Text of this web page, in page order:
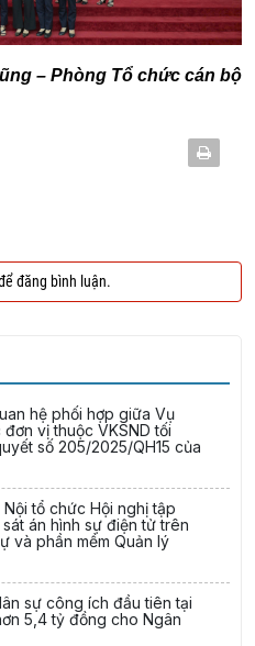
– Phòng Tổ chức cán bộ
đăng bình luận.
hệ phối hợp giữa Vụ
vị thuộc VKSND tối
số 205/2025/QH15 của
tổ chức Hội nghị tập
án hình sự điện tử trên
và phần mềm Quản lý
sự công ích đầu tiên tại
5,4 tỷ đồng cho Ngân